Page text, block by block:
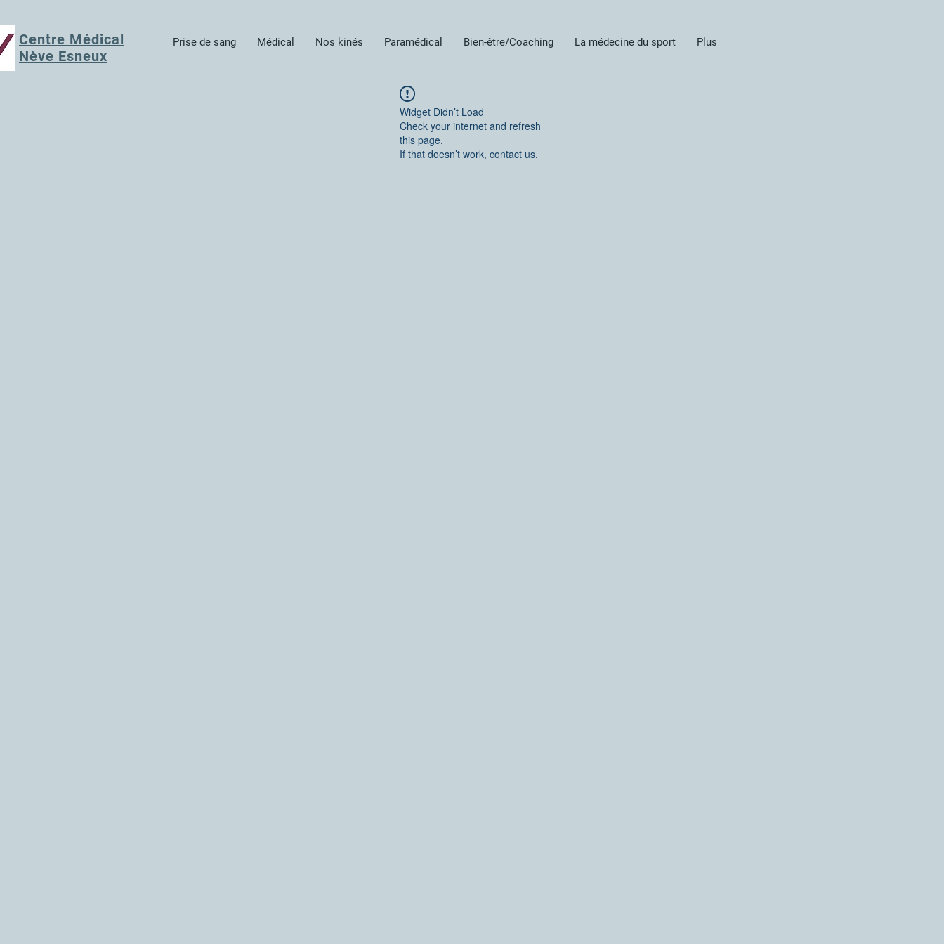
Centre Médical
Nève Esneux
Prise de sang Médical Nos kinés Paramédical Bien-être/Coaching La médecine du sport Plus
Widget Didn’t Load
Check your internet and refresh
this page.
If that doesn’t work, contact us.